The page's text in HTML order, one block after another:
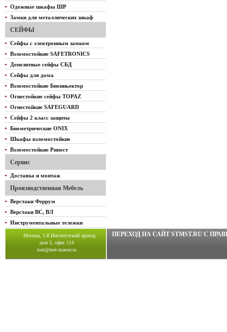
Одежные шкафы ШР
Замки для металлических шкаф
СЕЙФЫ
Сейфы с электронным замком
Взломостойкие SAFETRONICS
Депозитные сейфы СБД
Сейфы для дома
Взломостойкие Биоиньектор
Огнестойкие сейфы TOPAZ
Огнестойкие SAFEGUARD
Сейфы 2 класс защиты
Биометрические ONIX
Шкафы взломостойкие
Взломостойкие Рипост
Сервис
Доставка и монтаж
Производственная Мебель
Верстаки Феррум
Верстаки ВС, ВЛ
Инструментальные тележки
Москва, 1-й Институтский проезд
дом 3, офис 114
met@met-master.ru
ПЕРЕХОД НА САЙТ STMST.RU C